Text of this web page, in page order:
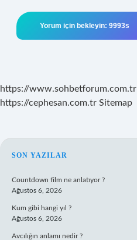
https://www.sohbetforum.com.tr
https://cephesan.com.tr Sitemap
SIDEBAR
SON YAZILAR
Countdown film ne anlatıyor ?
Ağustos 6, 2026
Kum gibi hangi yıl ?
Ağustos 6, 2026
Avcılığın anlamı nedir ?